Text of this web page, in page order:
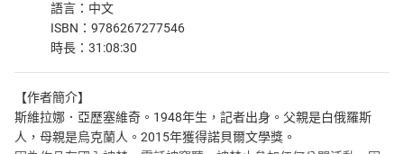
語言：中文
ISBN：9786267277546
時長：31:08:30
【作者簡介】
斯維拉娜．亞歷塞維奇。1948年生，記者出身。父親是白俄羅斯
人，母親是烏克蘭人。2015年獲得諾貝爾文學獎。